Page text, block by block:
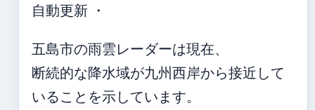
自動更新 ・
五島市の雨雲レーダーは現在、
断続的な降水域が九州西岸から接近して
いることを示しています。